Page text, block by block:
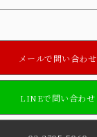
メールで問い合わせ